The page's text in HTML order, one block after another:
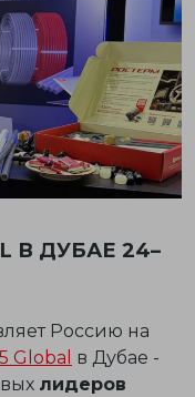
В ДУБАЕ 24–
Россию на
Global в Дубае -
лидеров